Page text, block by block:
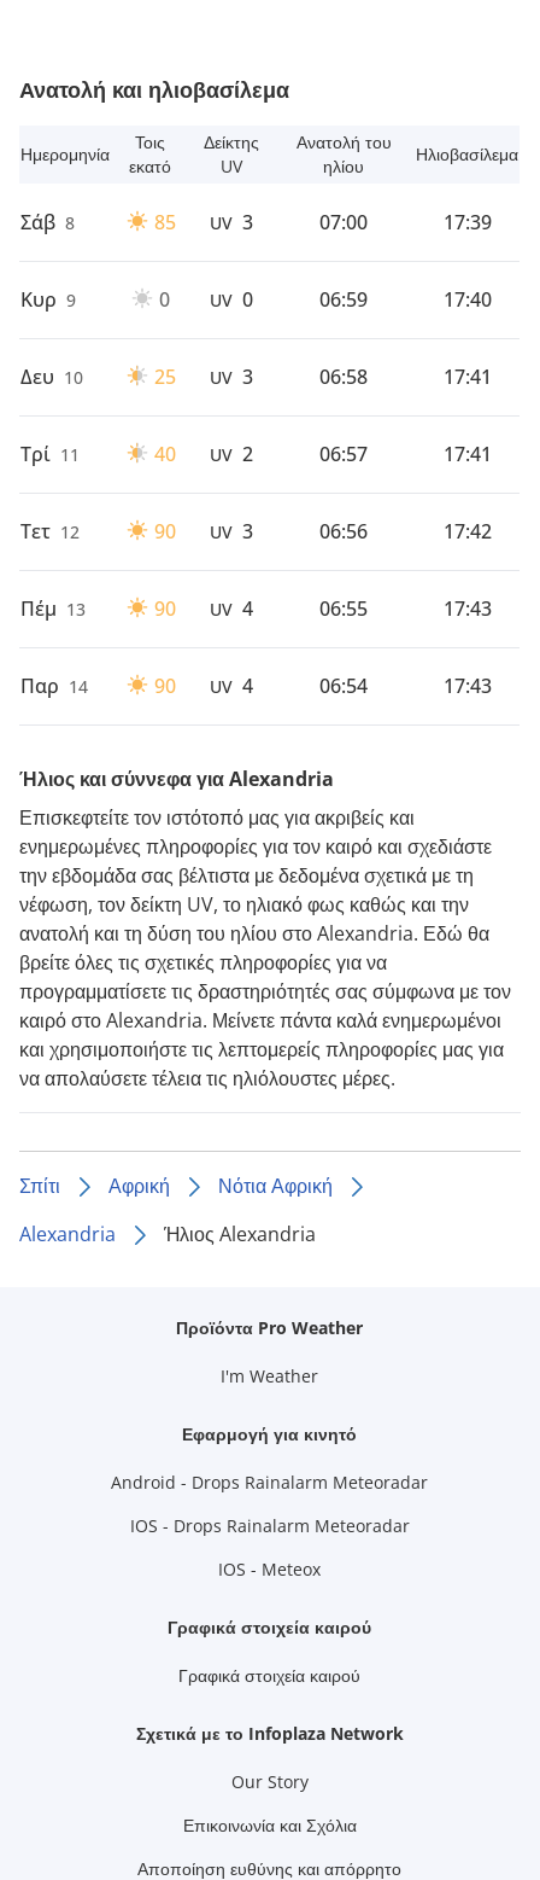
Ανατολή και ηλιοβασίλεμα
Ημερομηνία
Τοις
εκατό
Δείκτης
UV
Ανατολή του
ηλίου
Ηλιοβασίλεμα
Σάβ 8 85 UV 3 07:00 17:39
Κυρ 9 0 UV 0 06:59 17:40
Δευ 10 25 UV 3 06:58 17:41
Τρί 11 40 UV 2 06:57 17:41
Τετ 12 90 UV 3 06:56 17:42
Πέμ 13 90 UV 4 06:55 17:43
Παρ 14 90 UV 4 06:54 17:43
Ήλιος και σύννεφα για Alexandria
Επισκεφτείτε τον ιστότοπό μας για ακριβείς και
ενημερωμένες πληροφορίες για τον καιρό και σχεδιάστε
την εβδομάδα σας βέλτιστα με δεδομένα σχετικά με τη
νέφωση, τον δείκτη UV, το ηλιακό φως καθώς και την
ανατολή και τη δύση του ηλίου στο Alexandria. Εδώ θα
βρείτε όλες τις σχετικές πληροφορίες για να
προγραμματίσετε τις δραστηριότητές σας σύμφωνα με τον
καιρό στο Alexandria. Μείνετε πάντα καλά ενημερωμένοι
και χρησιμοποιήστε τις λεπτομερείς πληροφορίες μας για
να απολαύσετε τέλεια τις ηλιόλουστες μέρες.
Σπίτι Αφρική
Νότια Αφρική
Alexandria
Ήλιος Alexandria
Προϊόντα Pro Weather
I'm Weather
Εφαρμογή για κινητό
Android - Drops Rainalarm Meteoradar
IOS - Drops Rainalarm Meteoradar
IOS - Meteox
Γραφικά στοιχεία καιρού
Γραφικά στοιχεία καιρού
Σχετικά με το Infoplaza Network
Our Story
Επικοινωνία και Σχόλια
Αποποίηση ευθύνης και απόρρητο